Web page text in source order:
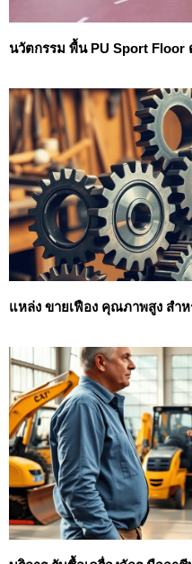
นวัตกรรม พื้น PU Sport Floor
แหล่ง ขายเฟือง คุณภาพสูง สำห